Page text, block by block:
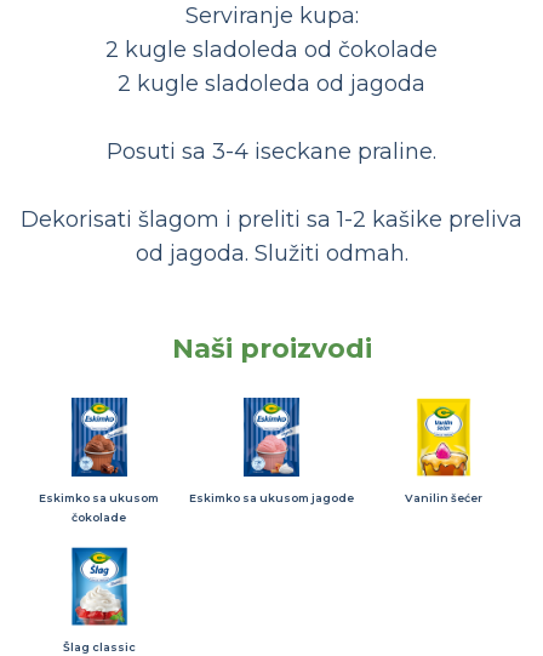
Serviranje kupa:
2 kugle sladoleda od čokolade
2 kugle sladoleda od jagoda
Posuti sa 3-4 iseckane praline.
Dekorisati šlagom i preliti sa 1-2 kašike preliva
od jagoda. Služiti odmah.
Naši proizvodi
Eskimko sa ukusom
čokolade
Eskimko sa ukusom jagode Vanilin šećer
Šlag classic